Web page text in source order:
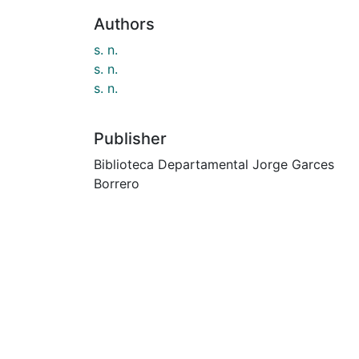
Authors
s. n.
s. n.
s. n.
Publisher
Biblioteca Departamental Jorge Garces
Borrero